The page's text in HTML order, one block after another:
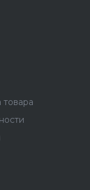
товара